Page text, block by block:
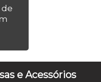
de
e Acessórios